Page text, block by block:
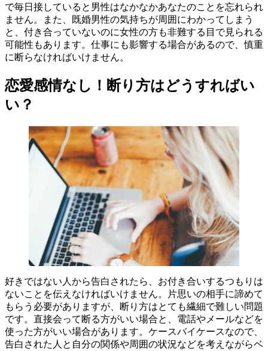
で毎日接していると男性はなかなかあなたのことを忘れられ
ません。また、既婚男性の気持ちが周囲にわかってしまう
と、付き合っていないのに女性の方も非難する目で見られる
可能性もあります。仕事にも影響する場合があるので、慎重
に断らなければいけません。
恋愛感情なし！断り方はどうすればい
い？
好きではない人から告白されたら、お付き合いするつもりは
ないことを伝えなければいけません。片思いの相手に諦めて
もらう必要がありますが、断り方はとても繊細で難しい問題
です。直接会って断る方がいい場合と、電話やメールなどを
使った方がいい場合があります。ケースバイケースなので、
告白された人と自分の関係や周囲の状況などを考えながらベ